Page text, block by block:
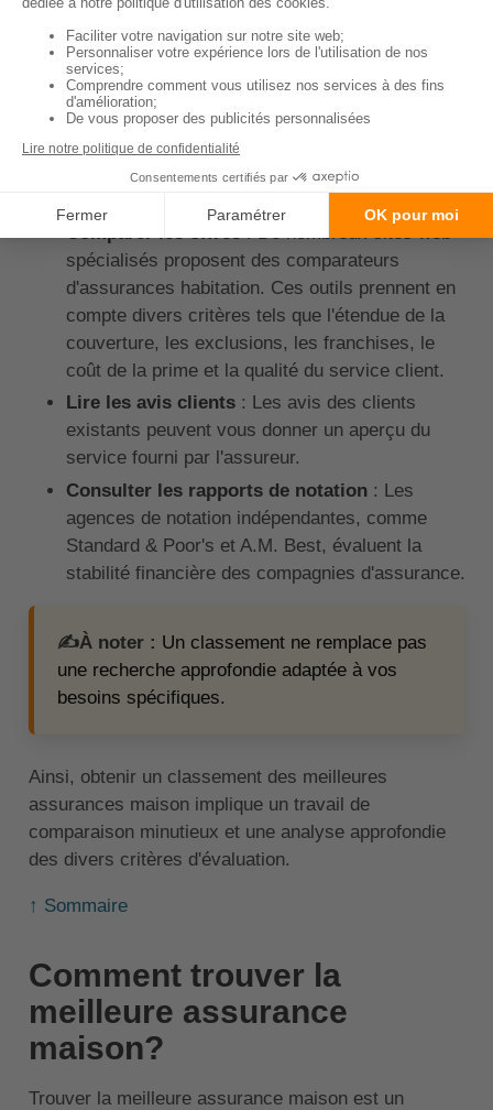
Obtenir un classement des meilleures assurances
maison nécessite une certaine méthodologie. En
effet, une assurance qui convient parfaitement à une
personne peut ne pas être la meilleure pour une
autre. Voici quelques astuces pour effectuer cette
Comparer les offres: De nombreux sites web
spécialisés proposent des comparateurs
d'assurances habitation. Ces outils prennent en
compte divers critères tels que l'étendue de la
couverture, les exclusions, les franchises, le
coût de la prime et la qualité du service client.
Lire les avis clients: Les avis des clients
existants peuvent vous donner un aperçu du
service fourni par l'assureur.
Consulter les rapports de notation: Les
agences de notation indépendantes, comme
Standard & Poor's et A.M. Best, évaluent la
stabilité financière des compagnies d'assurance.
✍️À noter : Un classement ne remplace pas
une recherche approfondie adaptée à vos
besoins spécifiques.
Ainsi, obtenir un classement des meilleures
assurances maison implique un travail de
comparaison minutieux et une analyse approfondie
des divers critères d'évaluation.
↑ Sommaire
Comment trouver la
meilleure assurance
maison?
Trouver la meilleure assurance maison est un